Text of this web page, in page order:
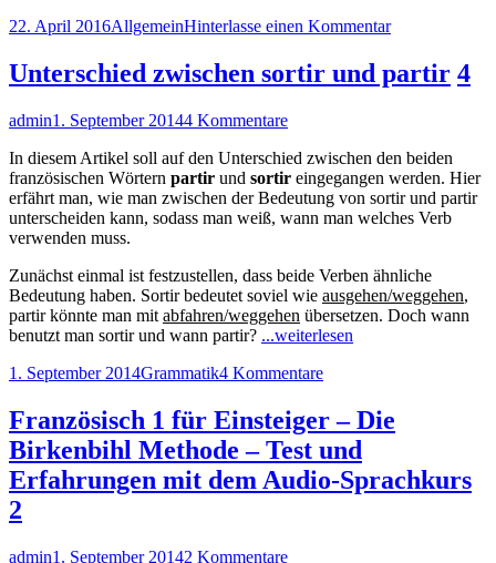
Sprache
–
aller
…"
Veröffentlicht
22. April 2016Kategorien
AllgemeinHinterlasse einen Kommentarzu
Sprache
Anfang
…
Unterschied zwischen sortir und partir 4
Autor
adminVeröffentlicht
1. September 20144 Kommentarezu
zwischen
sortir
und
partir
In diesem Artikel soll auf den Unterschied zwischen den beiden
französischen Wörtern partir und sortir eingegangen werden. Hier
erfährt man, wie man zwischen der Bedeutung von sortir und partir
unterscheiden kann, sodass man weiß, wann man welches Verb
verwenden muss.
Zunächst einmal ist festzustellen, dass beide Verben ähnliche
Bedeutung haben. Sortir bedeutet soviel wie ausgehen/weggehen,
partir könnte man mit abfahren/weggehen übersetzen. Doch wann
benutzt man sortir und wann partir? ...weiterlesen
partir"
Veröffentlicht
1. September 2014Kategorien
Grammatik4 Kommentarezu
zwischen
sortir
und
partir
Französisch 1 für Einsteiger – Die
Birkenbihl Methode – Test und
Erfahrungen mit dem Audio-Sprachkurs
2
Autor
adminVeröffentlicht
1. September 20142 Kommentarezu